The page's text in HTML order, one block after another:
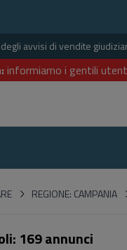
avvisi di vendite
informiamo i gentili
REGIONE: CAMPANIA
169 annunci